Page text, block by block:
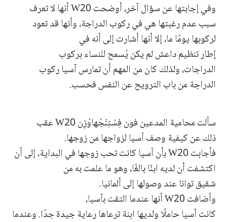
وفي إجابتها عن سؤال آخر، أوضحت W20 أنها لا تعرف
سبب عدم رغبتها هي في ركوب الدراجة، وأنها قد تعود
لركوبها يومًا ما، إلا أنها أشارت إلى أنه في
إطار تنظيم داعش لم يكن يُسمح للنساء بركوب
الدراجات، ولذلك كان من المهم أن تمارس آسيا ركوب
الدراجة من باب الترويح عن النفس فحسب.
سألت محامية المدعين فون فِسْتِنْجْهاوْزِن W20 عقب
ذلك عن كيفية وصف آسيا لزواجها من زوجها.
فأجابت W20 بأن آسيا كانت تحب زوجها في البداية، إلى أن
اكتشفت أن لديه ابنًا بالغًا، وهو ما علمت به من
شقيق توانا عند وصولها إلى ألمانيا.
وأضافت W20 أنها عندما التقت بآسيا،
كانت آسيا حاملًا ولديها ابنة ترعاها رعاية جيدة جدًا. وعندما